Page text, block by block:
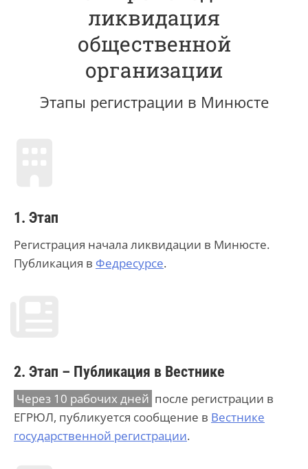
ликвидация
общественной
организации
Этапы регистрации в Минюсте
1. Этап
Регистрация начала ликвидации в Минюсте.
Публикация в Федресурсе.
2. Этап – Публикация в Вестнике
Через 10 рабочих дней после регистрации в
ЕГРЮЛ, публикуется сообщение в Вестнике
государственной регистрации.